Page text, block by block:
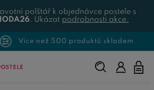
polštář k objednávce postele s
. Ukázat podrobnosti akce.
než 500 produktů skladem
Napište,
co